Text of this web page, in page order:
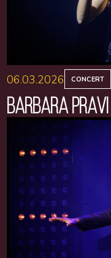
06.03.2026 CONCERT
BARBARA PRAVI